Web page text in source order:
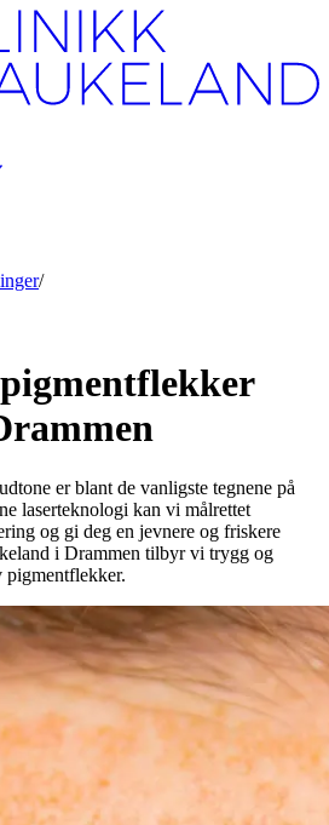
/
er blant de vanligste tegnene på
laserteknologi kan vi målrettet
og gi deg en jevnere og friskere
i Drammen tilbyr vi trygg og
pigmentflekker.